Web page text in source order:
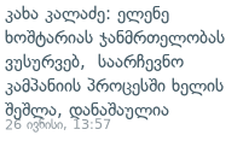
კახა კალაძე: ელენე
ხოშტარიას ჯანმრთელობას
ვუსურვებ, საარჩევნო
კამპანიის პროცესში ხელის
შეშლა, დანაშაულია
26 ივნისი, 13:57